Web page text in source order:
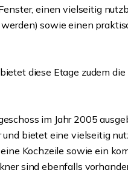
einen vielseitig
sowie einen
diese Etage zudem
im Jahr 2005
bietet eine vielseitig
Kochzeile sowie ein
sind ebenfalls